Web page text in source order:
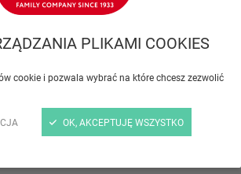
PLIKAMI COOKIES
cookie i pozwala wybrać na które chcesz zezwolić
OK, AKCEPTUJĘ WSZYSTKO